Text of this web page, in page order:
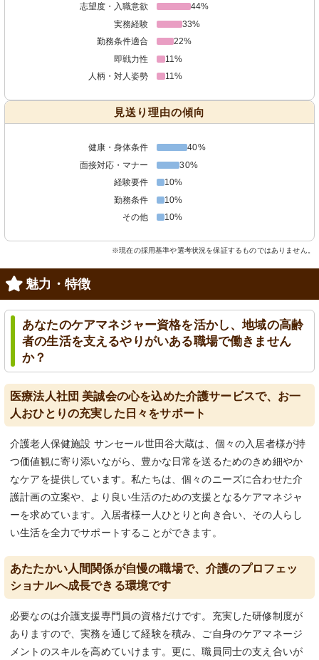
志望度・入職意欲
44%
実務経験
33%
勤務条件適合
22%
即戦力性
11%
人柄・対人姿勢
11%
見送り理由の傾向
健康・身体条件
40%
面接対応・マナー
30%
経験要件
10%
勤務条件
10%
その他
10%
※現在の採用基準や選考状況を保証するものではありません。
魅力・特徴
あなたのケアマネジャー資格を活かし、地域の高齢
者の生活を支えるやりがいある職場で働きません
か？
医療法人社団 美誠会の心を込めた介護サービスで、お一
人おひとりの充実した日々をサポート
介護老人保健施設 サンセール世田谷大蔵は、個々の入居者様が持
つ価値観に寄り添いながら、豊かな日常を送るためのきめ細やか
なケアを提供しています。私たちは、個々のニーズに合わせた介
護計画の立案や、より良い生活のための支援となるケアマネジャ
ーを求めています。入居者様一人ひとりと向き合い、その人らし
い生活を全力でサポートすることができます。
あたたかい人間関係が自慢の職場で、介護のプロフェッ
ショナルへ成長できる環境です
必要なのは介護支援専門員の資格だけです。充実した研修制度が
ありますので、実務を通じて経験を積み、ご自身のケアマネージ
メントのスキルを高めていけます。更に、職員同士の支え合いが